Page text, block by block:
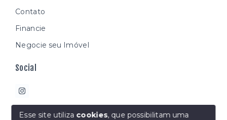
Contato
Financie
Negocie seu Imóvel
Social
Esse site utiliza cookies, que possibilitam uma